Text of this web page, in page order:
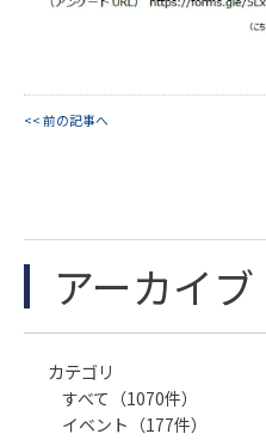
<< 前の記事へ
アーカイブ
カテゴリ
すべて（1070件）
イベント（177件）